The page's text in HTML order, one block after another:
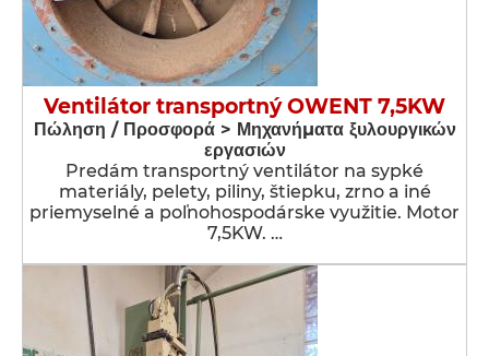
Ventilátor transportný OWENT 7,5KW
Πώληση / Προσφορά > Μηχανήματα ξυλουργικών
εργασιών
Predám transportný ventilátor na sypké
materiály, pelety, piliny, štiepku, zrno a iné
priemyselné a poľnohospodárske využitie. Motor
7,5KW. …